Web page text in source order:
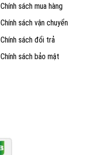
Chính sách mua hàng
Chính sách vận chuyển
Chính sách đổi trả
Chính sách bảo mật